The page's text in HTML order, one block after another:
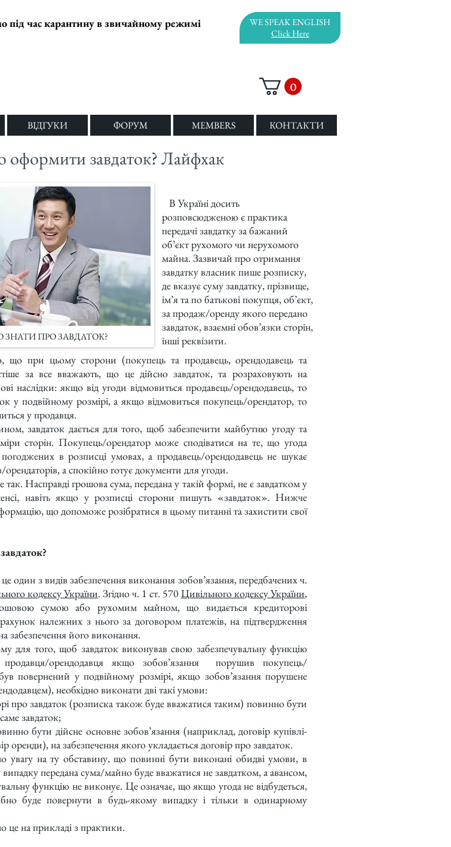
під час карантину в звичайному режимі
WE SPEAK ENGLISH
Click Here
0
ВІДГУКИ ФОРУМ MEMBERS КОНТАКТИ
оформити завдаток? Лайфхак
ПРО ЗАВДАТОК?
цьому сторони (покупець та продавець, орендодавець та
за все вважають, що це дійсно завдаток, та розраховують на
наслідки: якщо від угоди відмовиться продавець/орендодавець, то
у подвійному розмірі, а якщо відмовиться покупець/орендатор, то
у продавця.
завдаток дається для того, щоб забезпечити майбутню угоду та
сторін. Покупець/орендатор може сподіватися на те, що угода
погоджених в розписці умовах, а продавець/орендодавець не шукає
а спокійно готує документи для угоди.
Насправді грошова сума, передана у такій формі, не є завдатком у
навіть якщо у розписці сторони пишуть «завдаток». Нижче
що допоможе розібратися в цьому питанні та захистити свої
один з видів забезпечення виконання зобов’язання, передбачених ч.
кодексу України. Згідно ч. 1 ст. 570Цивільного кодексу України,
сумою або рухомим майном, що видається кредиторові
належних з нього за договором платежів, на підтвердження
забезпечення його виконання.
того, щоб завдаток виконував свою забезпечувальну функцію
орендодавця якщо зобов’язання порушив покупець/
повернений у подвійному розмірі, якщо зобов’язання порушене
необхідно виконати дві такі умови:
про завдаток (розписка також буде вважатися таким) повинно бути
завдаток;
бути дійсне основне зобов’язання (наприклад, договір купівлі-
оренди), на забезпечення якого укладається договір про завдаток.
на ту обставину, що повинні бути виконані обидві умови, в
передана сума/майно буде вважатися не завдатком, а авансом,
функцію не виконує. Це означає, що якщо угода не відбудеться,
буде повернути в будь-якому випадку і тільки в одинарному
на прикладі з практики.
В Україні досить
розповсюдженою є практика
передачі завдатку за бажаний
об’єкт рухомого чи нерухомого
майна. Зазвичай про отримання
завдатку власник пише розписку,
де вказує суму завдатку, прізвище,
ім’я та по батькові покупця, об’єкт,
за продаж/оренду якого передано
завдаток, взаємні обов’язки сторін,
інші реквізити.